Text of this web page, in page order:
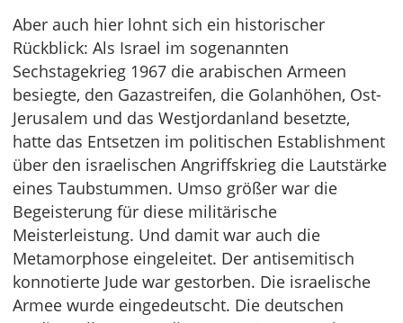
Aber auch hier lohnt sich ein historischer
Rückblick: Als Israel im sogenannten
Sechstagekrieg 1967 die arabischen Armeen
besiegte, den Gazastreifen, die Golanhöhen, Ost-
Jerusalem und das Westjordanland besetzte,
hatte das Entsetzen im politischen Establishment
über den israelischen Angriffskrieg die Lautstärke
eines Taubstummen. Umso größer war die
Begeisterung für diese militärische
Meisterleistung. Und damit war auch die
Metamorphose eingeleitet. Der antisemitisch
konnotierte Jude war gestorben. Die israelische
Armee wurde eingedeutscht. Die deutschen